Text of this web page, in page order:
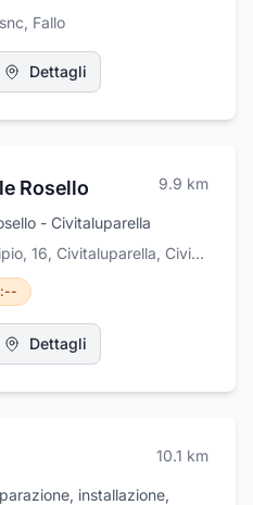
, Fallo
Dettagli
Rosello 9.9 km
- Civitaluparella
16, Civitaluparella, Civitaluparella
:--
Dettagli
10.1 km
installazione,